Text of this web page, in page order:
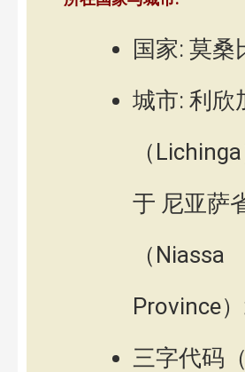
国家: 莫桑
城市: 利欣
（
于 尼亚萨
（Niassa
Province）
三字代码